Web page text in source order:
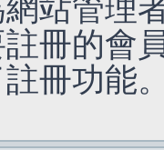
站管理
冊的會
冊功能